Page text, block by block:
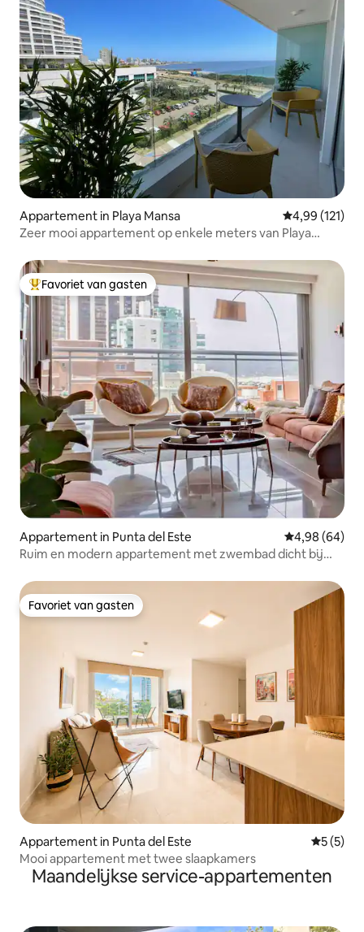
Appartement in Playa Mansa Gemiddelde
4,99 (121)
Zeer mooi appartement op enkele meters van Playa
Topfavoriet van gasten
Favoriet van gasten
Appartement in Punta del Este Gemiddelde
4,98 (64)
Ruim en modern appartement met zwembad dicht bij
Favoriet van gasten
Favoriet van gasten
Appartement in Punta del Este
5 (5)
Mooi appartement met twee slaapkamers
Maandelijkse service-appartementen